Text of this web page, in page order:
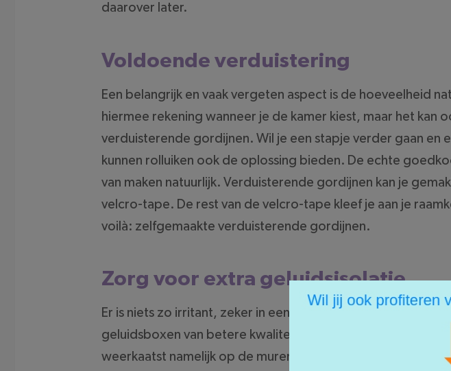
daarover later.
Voldoende verduistering
Een belangrijk en vaak vergeten aspect is de hoeveelheid
hiermee rekening wanneer je de kamer kiest, maar het kan
verduisterende gordijnen. Wil je een stapje verder gaan en
kunnen rolluiken ook de oplossing bieden. De echte
van maken natuurlijk. Verduisterende gordijnen kan je
velcro-tape. De rest van de velcro-tape kleef je aan je
voilà: zelfgemaakte verduisterende gordijnen.
Zorg voor extra geluidsisolatie
Er is niets zo irritant, zeker in een bioscoop, als slecht
geluidsboxen van betere kwaliteit. Maar als je ruimte niet
weerkaatst namelijk op de muren, maar ook op de vloer.